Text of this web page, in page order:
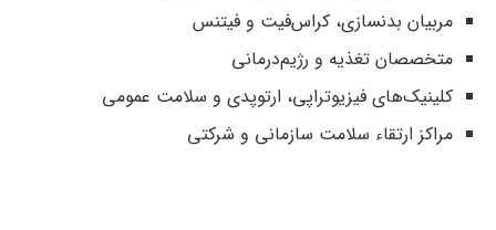
مربیان بدنسازی، کراس‌فیت و فیتنس
متخصصان تغذیه و رژیم‌درمانی
کلینیک‌های فیزیوتراپی، ارتوپدی و سلامت عمومی
مراکز ارتقاء سلامت سازمانی و شرکتی